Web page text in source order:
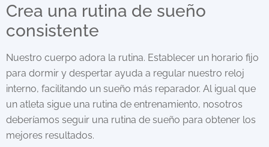
Crea una rutina de sueño
consistente
Nuestro cuerpo adora la rutina. Establecer un horario fijo
para dormir y despertar ayuda a regular nuestro reloj
interno, facilitando un sueño más reparador. Al igual que
un atleta sigue una rutina de entrenamiento, nosotros
deberíamos seguir una rutina de sueño para obtener los
mejores resultados.